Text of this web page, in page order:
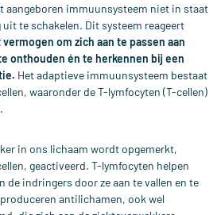
aangeboren immuunsysteem niet in staat
te schakelen. Dit systeem reageert
om zich aan te passen aan
onthouden én te herkennen bij een
Het adaptieve immuunsysteem bestaat
waaronder de T-lymfocyten (T-cellen)
in ons lichaam wordt opgemerkt,
geactiveerd. T-lymfocyten helpen
de indringers door ze aan te vallen en te
antilichamen, ook wel